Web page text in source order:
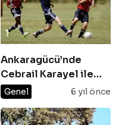
Ankaragücü’nde
Cebrail Karayel ile
yollar ayrıldı
Genel 6 yıl önce